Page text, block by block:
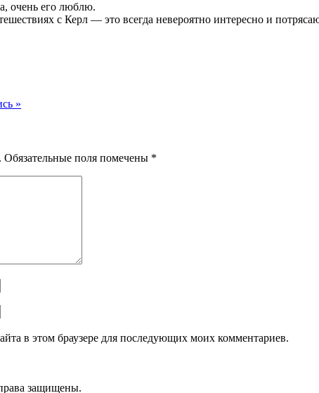
очень его люблю.
с Керл — это всегда невероятно интересно и
»
Обязательные поля помечены *
в этом браузере для последующих моих комментариев.
защищены.